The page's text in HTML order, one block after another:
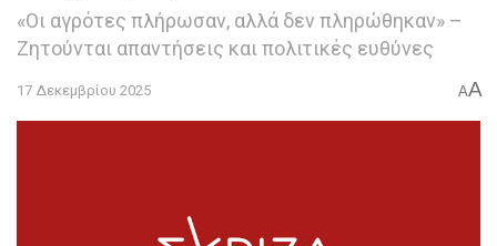
«Οι αγρότες πλήρωσαν, αλλά δεν πληρώθηκαν» –
Ζητούνται απαντήσεις και πολιτικές ευθύνες
17 Δεκεμβρίου 2025 AA